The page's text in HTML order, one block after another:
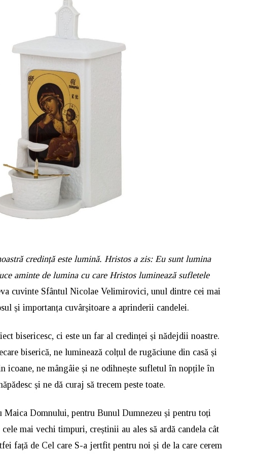
credință este lumină. Hristos a zis: Eu sunt lumina
aminte de lumina cu care Hristos luminează sufletele
cuvinte Sfântul Nicolae Velimirovici, unul dintre cei mai
și importanța cuvârșitoare a aprinderii candelei.
bisericesc, ci este un far al credinței și nădejdii noastre.
biserică, ne luminează colțul de rugăciune din casă și
ne mângâie și ne odihnește sufletul în nopțile în
și ne dă curaj să trecem peste toate.
Maica Domnului, pentru Bunul Dumnezeu și pentru toți
mai vechi timpuri, creștinii au ales să ardă candela cât
față de Cel care S-a jertfit pentru noi și de la care cerem